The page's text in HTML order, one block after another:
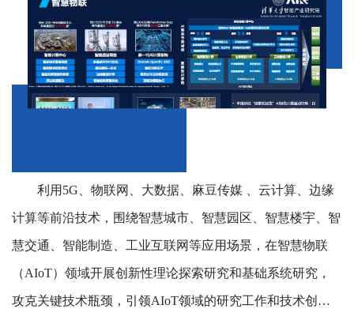
利用5G、物联网、大数据、麻豆传媒 、云计算、边缘
计算等前沿技术，围绕智慧城市、智慧园区、智慧楼宇、智
慧交通、智能制造、工业互联网等应用场景，在智慧物联
（AIoT）领域开展创新性理论探索研究和基础系统研究，
攻克关键技术瓶颈，引领AIoT领域的研究工作和技术创